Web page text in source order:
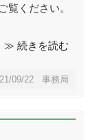
覧ください。
≫ 続きを読む
09/22 事務局